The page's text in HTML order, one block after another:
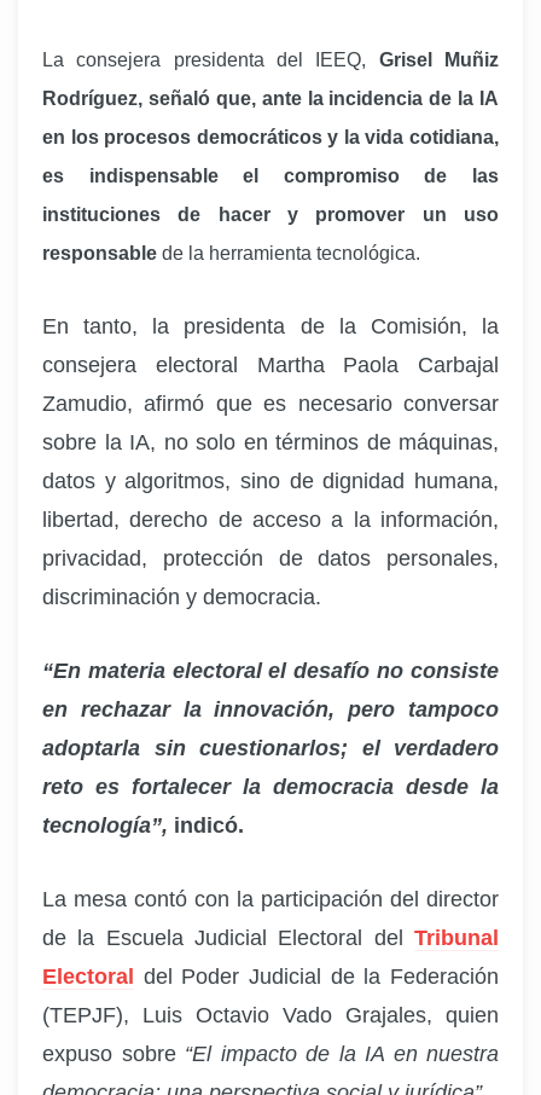
La consejera presidenta del IEEQ, Grisel Muñiz
Rodríguez, señaló que, ante la incidencia de la IA
en los procesos democráticos y la vida cotidiana,
es indispensable el compromiso de las
instituciones de hacer y promover un uso
responsable de la herramienta tecnológica.
En tanto, la presidenta de la Comisión, la
consejera electoral Martha Paola Carbajal
Zamudio, afirmó que es necesario conversar
sobre la IA, no solo en términos de máquinas,
datos y algoritmos, sino de dignidad humana,
libertad, derecho de acceso a la información,
privacidad, protección de datos personales,
discriminación y democracia.
“En materia electoral el desafío no consiste
en rechazar la innovación, pero tampoco
adoptarla sin cuestionarlos; el verdadero
reto es fortalecer la democracia desde la
tecnología”, indicó.
La mesa contó con la participación del director
de la Escuela Judicial Electoral del Tribunal
Electoral del Poder Judicial de la Federación
(TEPJF), Luis Octavio Vado Grajales, quien
expuso sobre “El impacto de la IA en nuestra